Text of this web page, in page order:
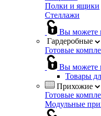
Полки и ящики
Стеллажи
Вы можете
Гардеробные
Готовые
Вы можете
Товары
Прихожие
Готовые
Модульные